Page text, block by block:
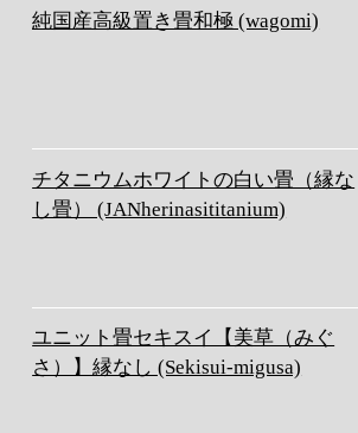
純国産高級置き畳和極 (wagomi)
チタニウムホワイトの白い畳（縁な
し畳） (JANherinasititanium)
ユニット畳セキスイ【美草（みぐ
さ）】縁なし (Sekisui-migusa)